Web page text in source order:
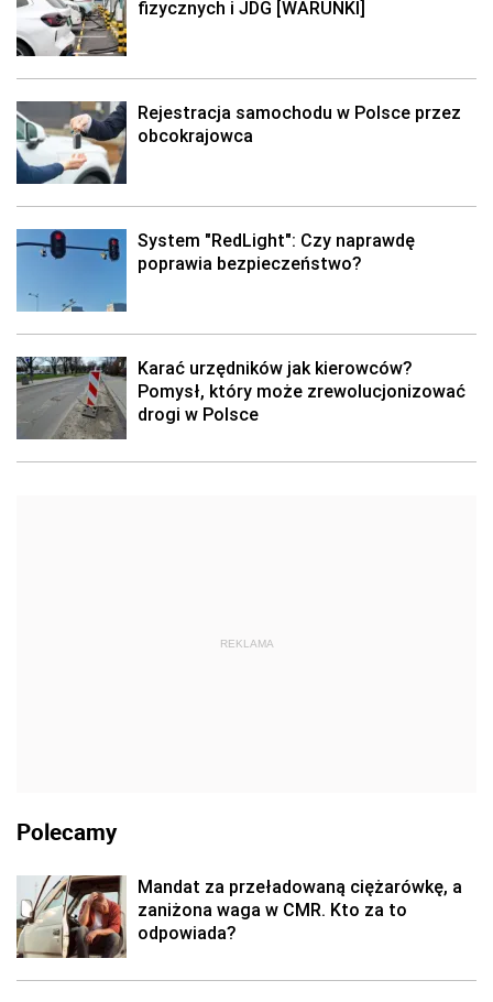
fizycznych i JDG [WARUNKI]
Rejestracja samochodu w Polsce przez
obcokrajowca
System "RedLight": Czy naprawdę
poprawia bezpieczeństwo?
Karać urzędników jak kierowców?
Pomysł, który może zrewolucjonizować
drogi w Polsce
REKLAMA
Polecamy
Mandat za przeładowaną ciężarówkę, a
zaniżona waga w CMR. Kto za to
odpowiada?